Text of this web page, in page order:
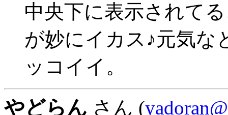
中央下に表示されて
が妙にイカス♪元気な
ッコイイ。
やどらん さん (